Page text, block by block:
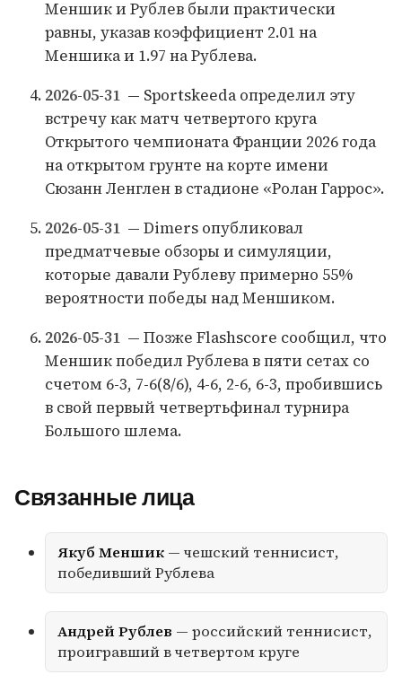
Меншик и Рублев были практически
равны, указав коэффициент 2.01 на
Меншика и 1.97 на Рублева.
2026-05-31 — Sportskeeda определил эту
встречу как матч четвертого круга
Открытого чемпионата Франции 2026 года
на открытом грунте на корте имени
Сюзанн Ленглен в стадионе «Ролан Гаррос».
2026-05-31 — Dimers опубликовал
предматчевые обзоры и симуляции,
которые давали Рублеву примерно 55%
вероятности победы над Меншиком.
2026-05-31 — Позже Flashscore сообщил, что
Меншик победил Рублева в пяти сетах со
счетом 6-3, 7-6(8/6), 4-6, 2-6, 6-3, пробившись
в свой первый четвертьфинал турнира
Большого шлема.
Связанные лица
Якуб Меншик— чешский теннисист,
победивший Рублева
Андрей Рублев — российский теннисист,
проигравший в четвертом круге